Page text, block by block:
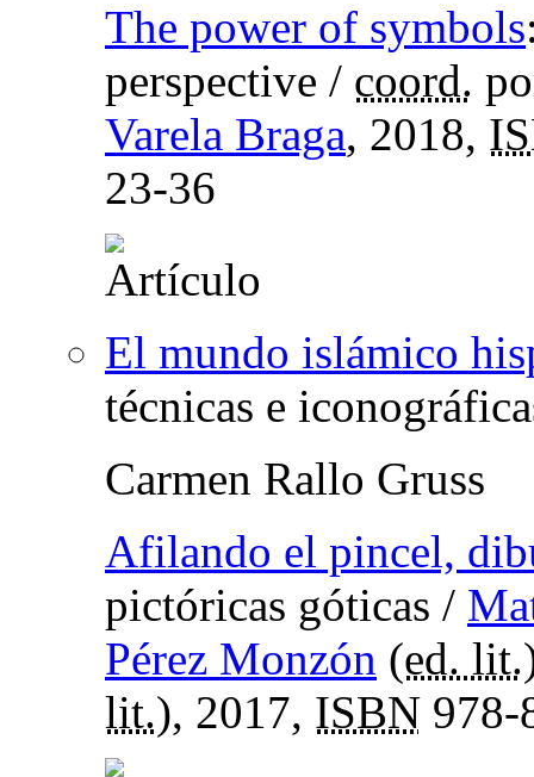
The power of symbols
perspective / coord.
Varela Braga, 2018,
23-36
El mundo islámico
técnicas e
Carmen Rallo Gruss
Afilando el pincel,
pictóricas góticas /
Pérez Monzón (ed. lit.
lit.), 2017, ISBN